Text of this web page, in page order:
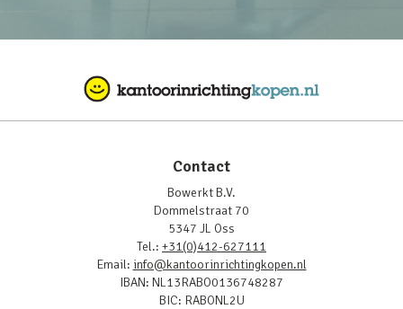
Contact
Bowerkt B.V.
Dommelstraat 70
5347 JL Oss
Tel.: +31(0)412-627111
Email: info@kantoorinrichtingkopen.nl
IBAN: NL13RABO0136748287
BIC: RABONL2U